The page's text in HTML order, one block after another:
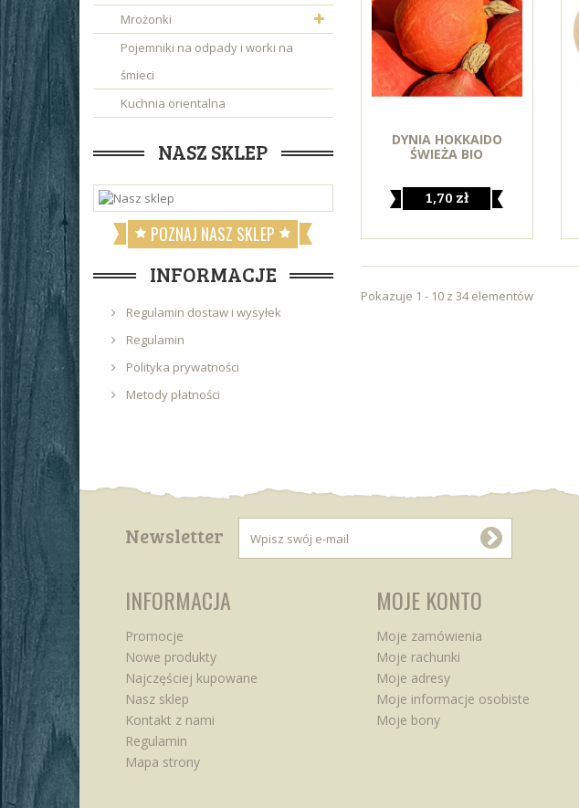
Mrożonki
Pojemniki na odpady i worki na
śmieci
Kuchnia orientalna
NASZ SKLEP
POZNAJ NASZ SKLEP
INFORMACJE
Regulamin dostaw i wysyłek
Regulamin
Polityka prywatności
Metody płatności
DYNIA HOKKAIDO
ŚWIEŻA BIO
1,70 zł
Pokazuje 1 - 10 z 34 elementów
Newsletter
INFORMACJA
Promocje
Nowe produkty
Najczęściej kupowane
Nasz sklep
Kontakt z nami
Regulamin
Mapa strony
MOJE KONTO
Moje zamówienia
Moje rachunki
Moje adresy
Moje informacje osobiste
Moje bony